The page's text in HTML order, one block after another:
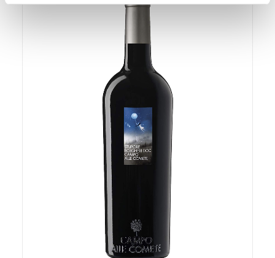
dalla Dichiarazione sui cookie.
Utilizziamo i cookie per personalizzare contenuti ed
annunci, per fornire funzionalità dei social media e per
analizzare il nostro traffico. Condividiamo inoltre
informazioni sul modo in cui utilizza il nostro sito con i
nostri partner che si occupano di analisi dei dati web,
pubblicità e social media, i quali potrebbero combinarle
con altre informazioni che ha fornito loro o che hanno
raccolto dal suo utilizzo dei loro servizi.